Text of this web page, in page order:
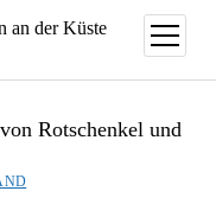
Menü
öffnen
Rotschenkel und